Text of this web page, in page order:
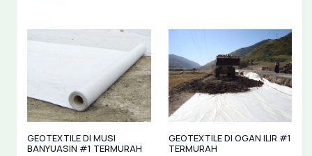
GEOTEXTILE DI MUSI
BANYUASIN #1 TERMURAH
GEOTEXTILE DI OGAN ILIR #1
TERMURAH